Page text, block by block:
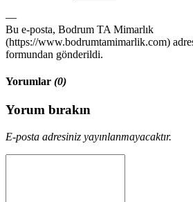
—
Bu e-posta, Bodrum TA Mimarlık
(https://www.bodrumtamimarlik.com)
formundan gönderildi.
Yorumlar (0)
Yorum bırakın
E-posta adresiniz yayınlanmayacaktır.